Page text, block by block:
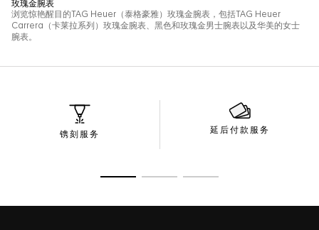
镌刻服务 延后付款服务